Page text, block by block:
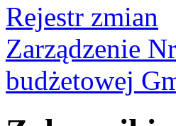
Rejestr zmian
Zarządzenie
budżetowej